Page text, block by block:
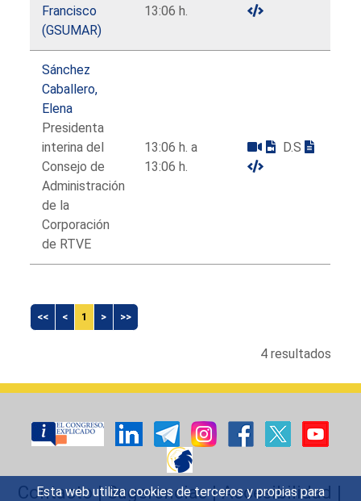
Esta web utiliza cookies de terceros y propias para
Francisco
(GSUMAR)
13:06 h.
Sánchez
Caballero,
Elena
Presidenta
interina del
Consejo de
Administración
de la
Corporación
de RTVE
13:06 h. a
13:06 h.
D.S
<< < 1 > >>
4 resultados
Contacto|Sugerencias|Accesibilidad |